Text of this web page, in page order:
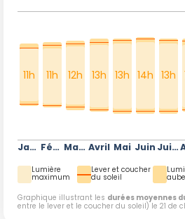
Janvier
11h
Février
11h
Mars
12h
Avril
13h
Mai
13h
Juin
14h
Juillet
13h
Lumière
maximum
Lever et coucher
du soleil
Graphique illustrant les durées moyennes
entre le lever et le coucher du soleil) le 21 de